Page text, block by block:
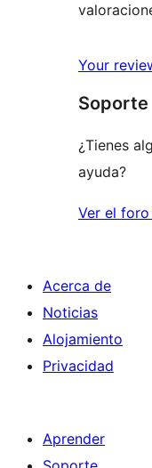
Your
Soporte
¿Tienes
ayuda?
Ver el
Acerca de
Noticias
Alojamiento
Privacidad
Aprender